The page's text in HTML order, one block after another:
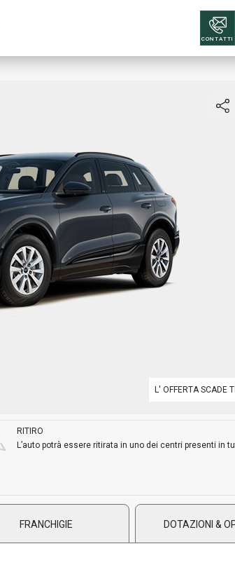
CONTATTI
L' OFFERTA SCADE
RITIRO
L’auto potrà essere ritirata in uno dei centri presenti in
FRANCHIGIE DOTAZIONI &